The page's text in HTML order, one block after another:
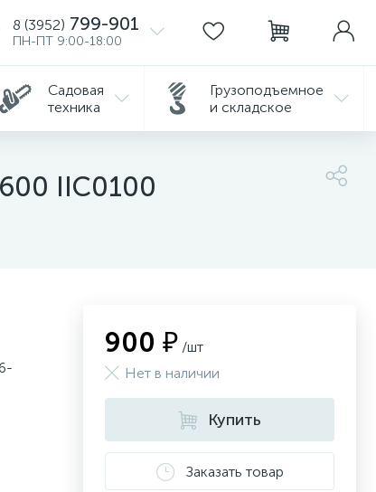
8 (3952) 799-901
ПН-ПТ 9:00-18:00
Садовая
техника
Грузоподъемное
и складское
IIC0100
900 ₽ /шт
Нет в наличии
Купить
Заказать товар